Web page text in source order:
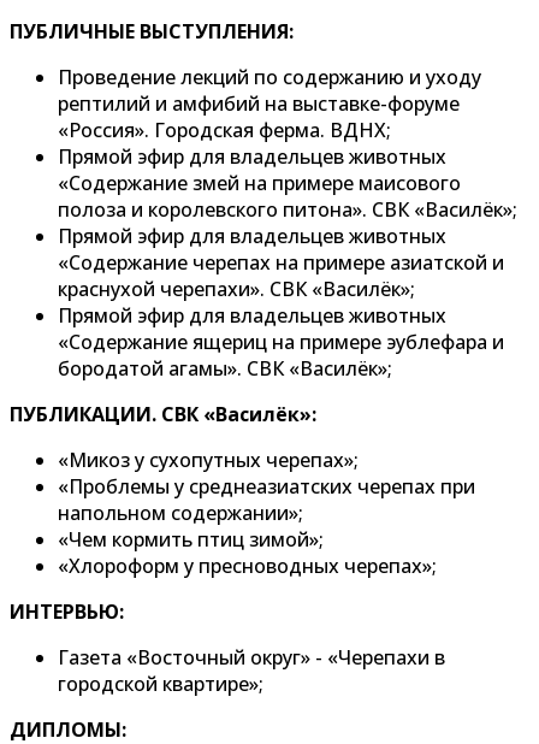
ПУБЛИЧНЫЕ ВЫСТУПЛЕНИЯ:
Проведение лекций по содержанию и уходу
рептилий и амфибий на выставке-форуме
«Россия». Городская ферма. ВДНХ;
Прямой эфир для владельцев животных
«Содержание змей на примере маисового
полоза и королевского питона». СВК «Василёк»;
Прямой эфир для владельцев животных
«Содержание черепах на примере азиатской и
краснухой черепахи». СВК «Василёк»;
Прямой эфир для владельцев животных
«Содержание ящериц на примере эублефара и
бородатой агамы». СВК «Василёк»;
ПУБЛИКАЦИИ. СВК «Василёк»:
«Микоз у сухопутных черепах»;
«Проблемы у среднеазиатских черепах при
напольном содержании»;
«Чем кормить птиц зимой»;
«Хлороформ у пресноводных черепах»;
ИНТЕРВЬЮ:
Газета «Восточный округ» - «Черепахи в
городской квартире»;
ДИПЛОМЫ: